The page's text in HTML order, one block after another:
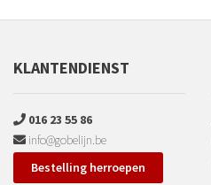
KLANTENDIENST
016 23 55 86
info@gobelijn.be
Bestelling herroepen